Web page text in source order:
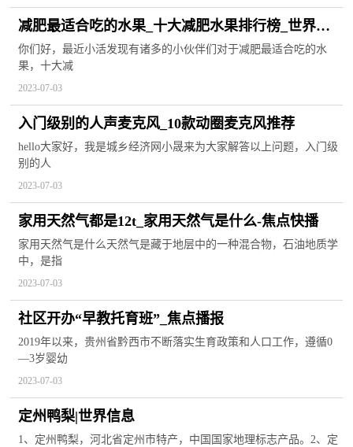
减肥最适合吃的水果_十大减肥水果排行榜_世界新
动态
你们好，最近小活发现有诸多的小伙伴们对于减肥最适合吃的水
果，十大减
2023-07-03
入门级别的人声麦克风_10款动圈麦克风推荐
hello大家好，我是城乡经济网小晟来为大家解答以上问题，入门级
别的人
2023-07-03
家用天然气都是12t_家用天然气是什么-焦点快播
家用天然气是什么天然气是藏于地层中的一种混合物，石油地质学
中，是指
2023-07-03
社区开办“早教托育班”_焦点播报
2019年以来，贵州省黔西市不断落实生育政策和人口工作，遵循0
—3岁婴幼
2023-07-03
定州鸭梨|世界信息
1、定州鸭梨，河北省定州市特产，中国国家地理标志产品。2、定